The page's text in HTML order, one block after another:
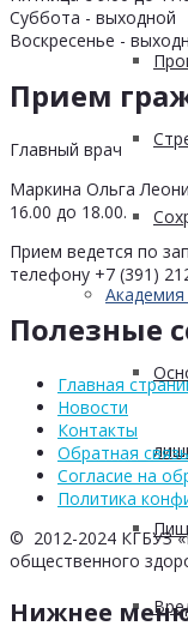
Суббота - выходной
Воскресенье -
Прием
Главный врач
Маркина Ольга
16.00 до 18.00.
Прием ведется по
телефону +7 (391)
Полезные
Главная
Новости
Контакты
Обратная связь
Согласие на
Политика
© 2012-2024 КГБУЗ
общественного
Нижнее